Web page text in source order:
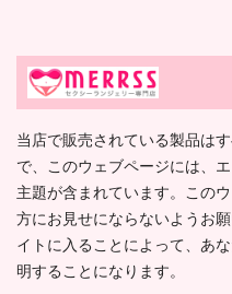
当店で販売されている製品は
で、このウェブページには、
主題が含まれています。この
方にお見せにならないようお
イトに入ることによって、あ
明することになります。